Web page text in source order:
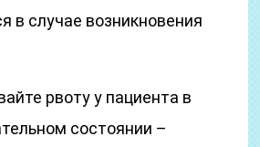
в случае возникновения
рвоту у пациента в
состоянии –